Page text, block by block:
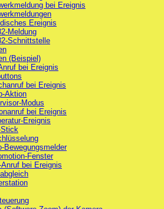
bei Ereignis
Ereignis
Meldung
Schnittstelle
(Beispiel)
bei Ereignis
bei Ereignis
Aktion
Modus
bei Ereignis
Ereignis
Bewegungsmelder
Fenster
bei Ereignis